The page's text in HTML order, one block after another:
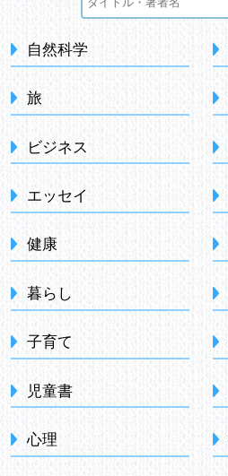
自然科学
旅
ビジネス
エッセイ
健康
暮らし
子育て
児童書
心理